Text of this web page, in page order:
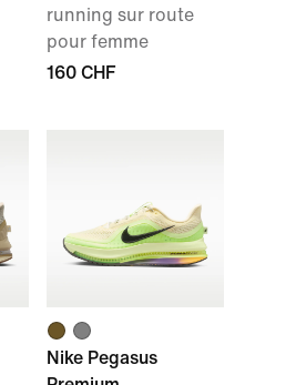
running sur route
pour femme
160 CHF
Nike Pegasus